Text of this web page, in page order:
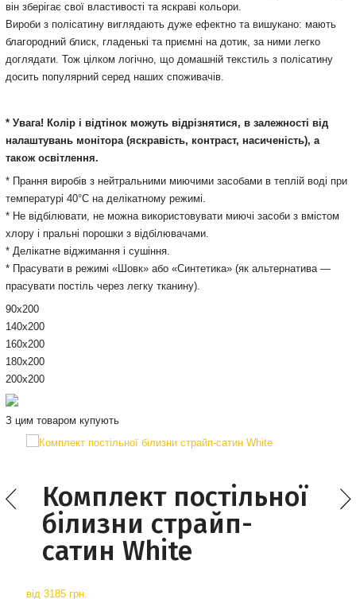
він зберігає свої властивості та яскраві кольори.
Вироби з полісатину виглядають дуже ефектно та вишукано: мають
благородний блиск, гладенькі та приємні на дотик, за ними легко
доглядати. Тож цілком логічно, що домашній текстиль з полісатину
досить популярний серед наших споживачів.
* Увага! Колір і відтінок можуть відрізнятися, в залежності від
налаштувань монітора (яскравість, контраст, насиченість), а
також освітлення.
* Прання виробів з нейтральними миючими засобами в теплій воді при
температурі 40°С на делікатному режимі.
* Не відбілювати, не можна використовувати миючі засоби з вмістом
хлору і пральні порошки з відбілювачами.
* Делікатне віджимання і сушіння.
* Прасувати в режимі «Шовк» або «Синтетика» (як альтернатива —
прасувати постіль через легку тканину).
90х200
140х200
160х200
180х200
200x200
З цим товаром купують
Комплект постільної
білизни страйп-
сатин White
від 3185 грн.